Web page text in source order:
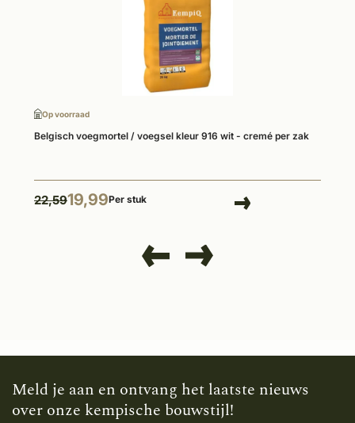
Op voorraad
Belgisch voegmortel / voegsel kleur 916 wit - cremé per zak
22,5919,99Per stuk
Meld je aan en ontvang het laatste nieuws
over onze kempische bouwstijl!